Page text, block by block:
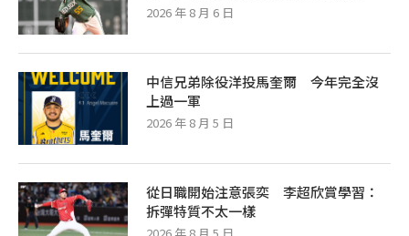
2026 年 8 月 6 日
中信兄弟除役洋投馬奎爾 今年完全沒
上過一軍
2026 年 8 月 5 日
從日職開始注意張奕 李超欣賞學習：
拆彈特質不太一樣
2026 年 8 月 5 日